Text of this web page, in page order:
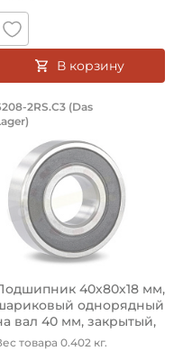
В корзину
мм, шариковый
6208 2RS C3 FG
где купить
2RS.C3 (Das
40х80х18 мм,
однорядный
вал 40 мм, закрытый,
товара 0.402 кг.